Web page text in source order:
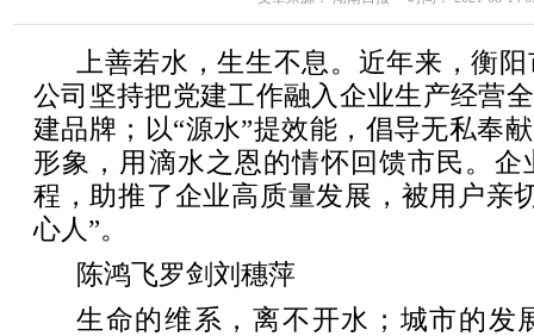
上善若水，生生不息。近年来，衡
公司坚持把党建工作融入企业生产经营
建品牌；以“源水”提效能，倡导无私奉
形象，用滴水之恩的情怀回馈市民。企
程，助推了企业高质量发展，被用户亲
心人”。
陈鸿飞罗剑刘穗萍
生命的维系，离不开水；城市的发